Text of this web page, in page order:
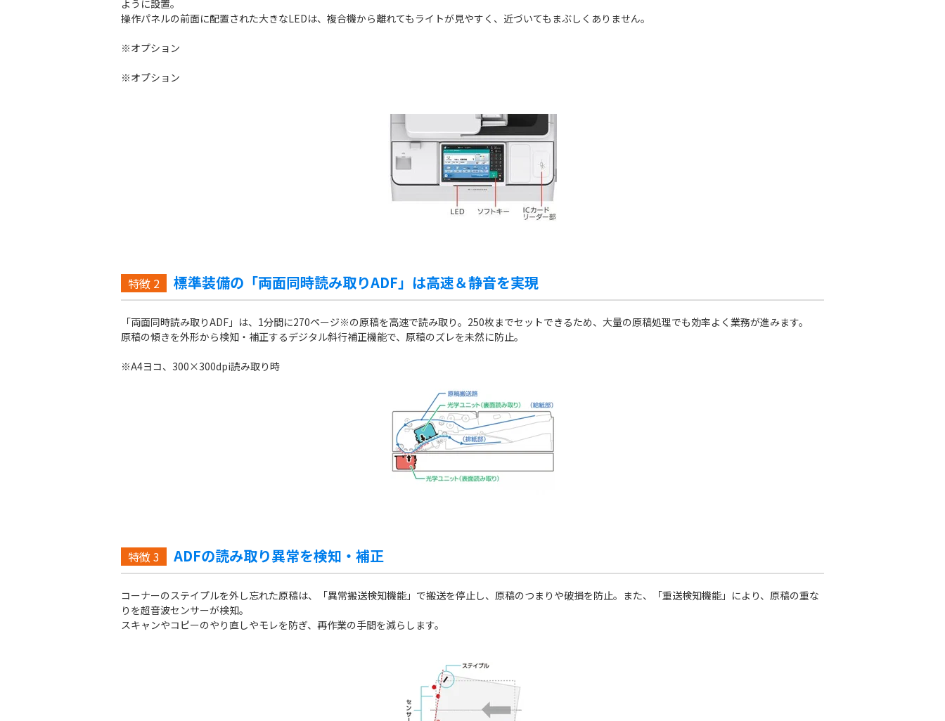
ように設置。
操作パネルの前面に配置された大きなLEDは、複合機から離れてもライトが見やすく、近づいてもまぶしくありません。
※オプション
※オプション
特徴 2 標準装備の「両面同時読み取りADF」は高速＆静音を実現
「両面同時読み取りADF」は、1分間に270ページ※の原稿を高速で読み取り。250枚までセットできるため、大量の原稿処理でも効率よく業務が進みます。
原稿の傾きを外形から検知・補正するデジタル斜行補正機能で、原稿のズレを未然に防止。
※A4ヨコ、300×300dpi読み取り時
特徴3 ADFの読み取り異常を検知・補正
コーナーのステイプルを外し忘れた原稿は、「異常搬送検知機能」で搬送を停止し、原稿のつまりや破損を防止。また、「重送検知機能」により、原稿の重な
りを超音波センサーが検知。
スキャンやコピーのやり直しやモレを防ぎ、再作業の手間を減らします。